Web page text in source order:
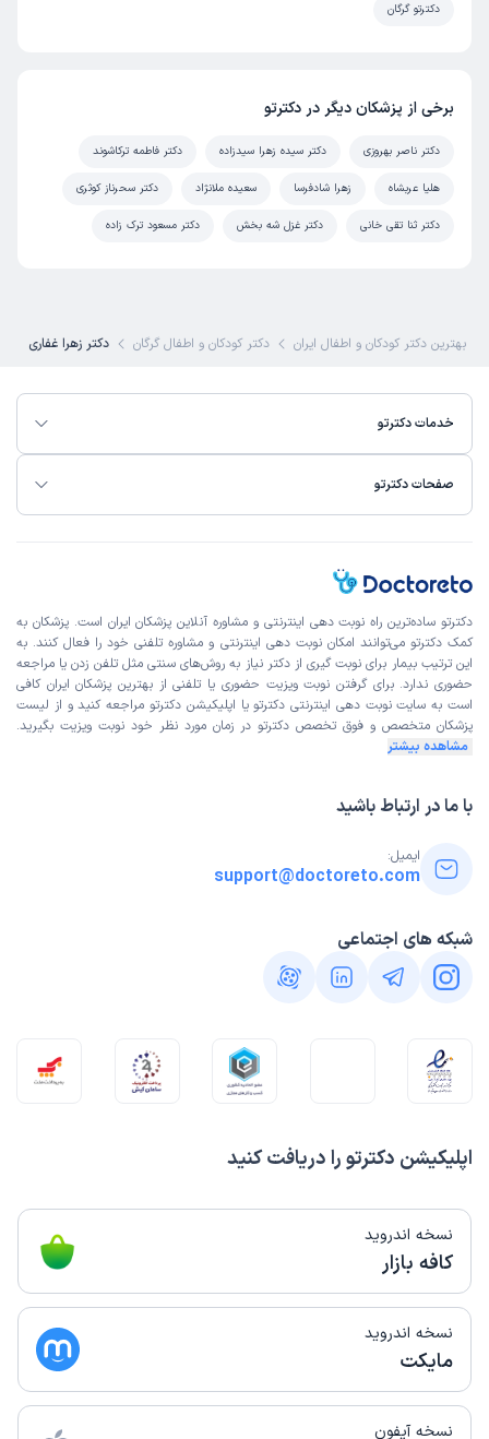
دکترتو گرگان
برخی از پزشکان دیگر در دکترتو
دکتر ناصر بهروزی دکتر سیده زهرا سیدزاده دکتر فاطمه ترکاشوند
هلیا عربشاه زهرا شادفرسا سعیده ملانژاد دکتر سحرناز کوثری
دکتر ثنا تقی خانی دکتر غزل شه بخش دکتر مسعود ترک زاده
بهترین دکتر کودکان و اطفال ایران دکتر کودکان و اطفال گرگان دکتر زهرا غفاری
خدمات دکترتو
صفحات دکترتو
اپلیکیشن دکترتو را دریافت کنید
نسخه اندروید
کافه بازار
نسخه اندروید
مایکت
نسخه آیفون
دکترتو ساده‌ترین راه نوبت‌ دهی اینترنتی و مشاوره آنلاین پزشکان ایران است. پزشکان به
کمک دکترتو می‌توانند امکان نوبت دهی اینترنتی و مشاوره تلفنی خود را فعال کنند. به
این ترتیب بیمار برای نوبت گیری از دکتر نیاز به روش‌های سنتی مثل تلفن زدن یا مراجعه
حضوری ندارد. برای گرفتن نوبت ویزیت حضوری یا تلفنی از بهترین پزشکان ایران کافی
است به سایت نوبت دهی اینترنتی دکترتو یا اپلیکیشن دکترتو مراجعه کنید و از لیست
پزشکان متخصص و فوق تخصص دکترتو در زمان مورد نظر خود نوبت ویزیت بگیرید.
مشاهده بیشتر
با ما در ارتباط باشید
ایمیل:
support@doctoreto.com
شبکه های اجتماعی